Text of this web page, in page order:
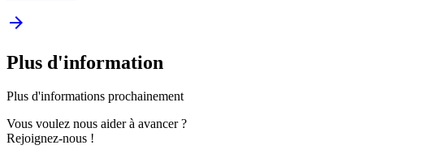
arrow_forward
Plus d'information
Plus d'informations prochainement
Vous voulez nous aider à avancer ?
Rejoignez-nous !